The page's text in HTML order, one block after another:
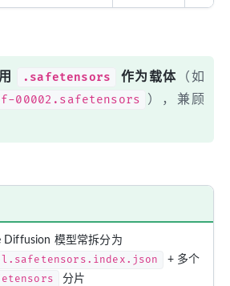
.safetensors 作为载体 （如
00002.safetensors
），兼顾
Diffusion 模型常拆分为
+ 多个
分片